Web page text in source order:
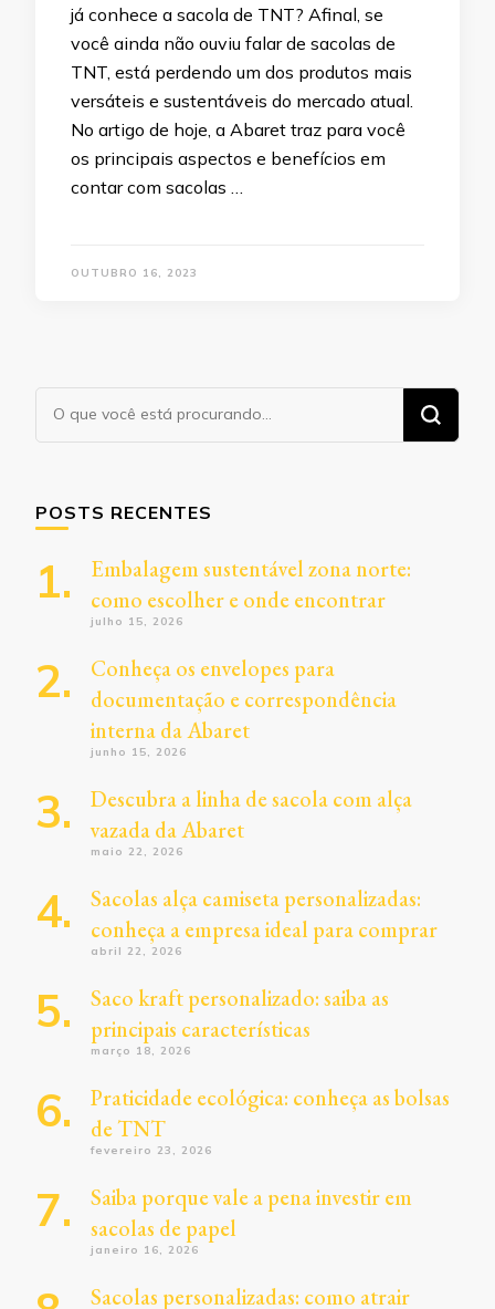
já conhece a sacola de TNT? Afinal, se
você ainda não ouviu falar de sacolas de
TNT, está perdendo um dos produtos mais
versáteis e sustentáveis do mercado atual.
No artigo de hoje, a Abaret traz para você
os principais aspectos e benefícios em
contar com sacolas …
OUTUBRO 16, 2023
Procurando
algo?
POSTS RECENTES
Embalagem sustentável zona norte:
como escolher e onde encontrar
julho 15, 2026
Conheça os envelopes para
documentação e correspondência
interna da Abaret
junho 15, 2026
Descubra a linha de sacola com alça
vazada da Abaret
maio 22, 2026
Sacolas alça camiseta personalizadas:
conheça a empresa ideal para comprar
abril 22, 2026
Saco kraft personalizado: saiba as
principais características
março 18, 2026
Praticidade ecológica: conheça as bolsas
de TNT
fevereiro 23, 2026
Saiba porque vale a pena investir em
sacolas de papel
janeiro 16, 2026
Sacolas personalizadas: como atrair